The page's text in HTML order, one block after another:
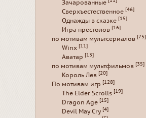
Зачарованные
Сверхъестественное [46]
Однажды в сказке [15]
Игра престолов [16]
по мотивам мультсериалов [75]
Winx [11]
Аватар [13]
по мотивам мультфильмов [35]
Король Лев [20]
По мотивам игр [128]
The Elder Scrolls [19]
Dragon Age [15]
Devil May Cry [4]